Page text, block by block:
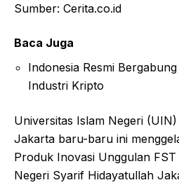
Sumber: Cerita.co.id
Baca Juga
Indonesia Resmi
Industri Kripto
Universitas Islam Negeri
Jakarta baru-baru ini
Produk Inovasi Unggulan
Negeri Syarif Hidayatullah